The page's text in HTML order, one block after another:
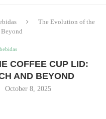
The Evolution of the
COFFEE CUP LID:
AND BEYOND
October 8, 2025